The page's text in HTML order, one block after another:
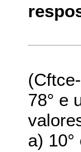
78° e
a) 10°